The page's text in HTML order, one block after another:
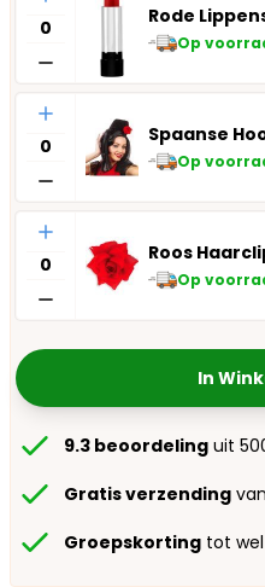
Rode
Op
Aantal
Spaanse
Op
Aantal
Roos
Op
In
9.3 beoordeling uit
Gratis verzending
Groepskorting tot wel